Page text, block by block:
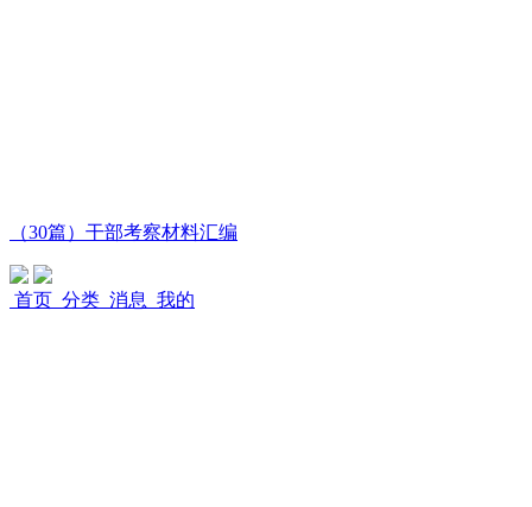
（30篇）干部考察材料汇编
首页 分类 消息 我的